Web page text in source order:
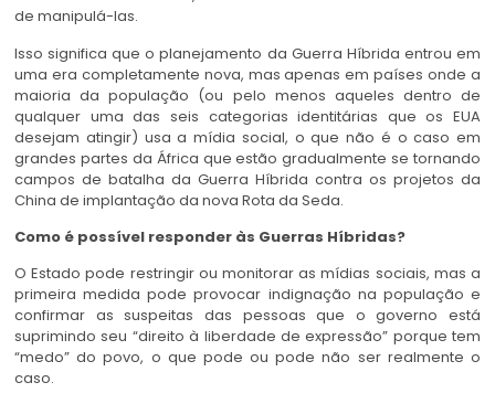
de manipulá-las.
Isso significa que o planejamento da Guerra Híbrida entrou em
uma era completamente nova, mas apenas em países onde a
maioria da população (ou pelo menos aqueles dentro de
qualquer uma das seis categorias identitárias que os EUA
desejam atingir) usa a mídia social, o que não é o caso em
grandes partes da África que estão gradualmente se tornando
campos de batalha da Guerra Híbrida contra os projetos da
China de implantação da nova Rota da Seda.
Como é possível responder às Guerras Híbridas?
O Estado pode restringir ou monitorar as mídias sociais, mas a
primeira medida pode provocar indignação na população e
confirmar as suspeitas das pessoas que o governo está
suprimindo seu “direito à liberdade de expressão” porque tem
“medo” do povo, o que pode ou pode não ser realmente o
caso.